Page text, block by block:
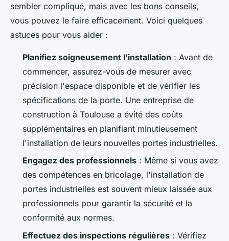
sembler compliqué, mais avec les bons conseils,
vous pouvez le faire efficacement. Voici quelques
astuces pour vous aider :
Planifiez soigneusement l'installation : Avant de
commencer, assurez-vous de mesurer avec
précision l'espace disponible et de vérifier les
spécifications de la porte. Une entreprise de
construction à Toulouse a évité des coûts
supplémentaires en planifiant minutieusement
l'installation de leurs nouvelles portes industrielles.
Engagez des professionnels : Même si vous avez
des compétences en bricolage, l'installation de
portes industrielles est souvent mieux laissée aux
professionnels pour garantir la sécurité et la
conformité aux normes.
Effectuez des inspections régulières : Vérifiez